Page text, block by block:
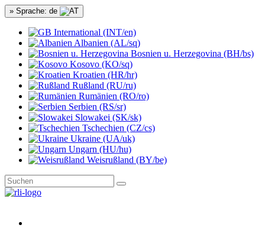
» Sprache: de
International (INT/en)
Albanien (AL/sq)
Bosnien u. Herzegovina (BH/bs)
Kosovo (KO/sq)
Kroatien (HR/hr)
Rußland (RU/ru)
Rumänien (RO/ro)
Serbien (RS/sr)
Slowakei (SK/sk)
Tschechien (CZ/cs)
Ukraine (UA/uk)
Ungarn (HU/hu)
Weisrußland (BY/be)